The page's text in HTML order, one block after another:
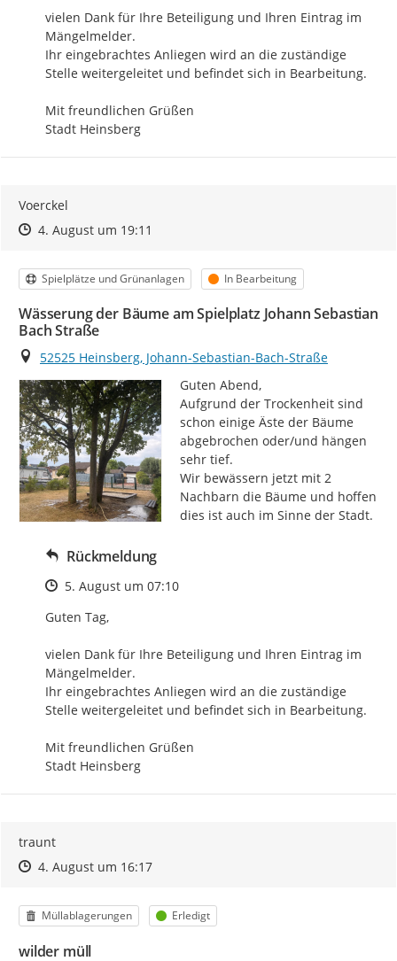
vielen Dank für Ihre Beteiligung und Ihren Eintrag im
Mängelmelder.
Ihr eingebrachtes Anliegen wird an die zuständige
Stelle weitergeleitet und befindet sich in Bearbeitung.
Mit freundlichen Grüßen
Stadt Heinsberg
Voerckel
Zeitpunkt des Erstellens
Zeitpunkt des Erstellens
4. August um 19:11
Kategorie
Spielplätze und Grünanlagen Status
In Bearbeitung
Wässerung der Bäume am Spielplatz Johann Sebastian
Bach Straße
Ort
52525 Heinsberg, Johann-Sebastian-Bach-Straße
Guten Abend,
Aufgrund der Trockenheit sind
schon einige Äste der Bäume
abgebrochen oder/und hängen
sehr tief.
Wir bewässern jetzt mit 2
Nachbarn die Bäume und hoffen
dies ist auch im Sinne der Stadt.
Rückmeldung
Zeitpunkt des Erstellens
5. August um 07:10
Guten Tag,
vielen Dank für Ihre Beteiligung und Ihren Eintrag im
Mängelmelder.
Ihr eingebrachtes Anliegen wird an die zuständige
Stelle weitergeleitet und befindet sich in Bearbeitung.
Mit freundlichen Grüßen
Stadt Heinsberg
traunt
Zeitpunkt des Erstellens
Zeitpunkt des Erstellens
4. August um 16:17Zur Äußerung
Kategorie
Müllablagerungen Status
Erledigt
wilder müll